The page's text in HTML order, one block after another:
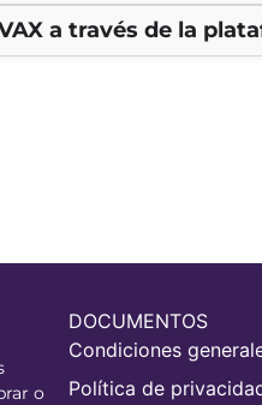
a través de la
o
DOCUMENTOS
Condiciones
Política de